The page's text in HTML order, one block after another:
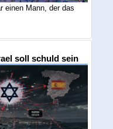
einen Mann, der das
soll schuld sein